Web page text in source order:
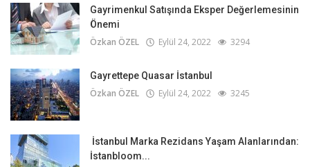
Gayrimenkul Satışında Eksper Değerlemesinin
Önemi
Özkan ÖZEL Eylül 24, 2022 3294
Gayrettepe Quasar İstanbul
Özkan ÖZEL Eylül 24, 2022 3245
İstanbul Marka Rezidans Yaşam Alanlarından:
İstanbloom...